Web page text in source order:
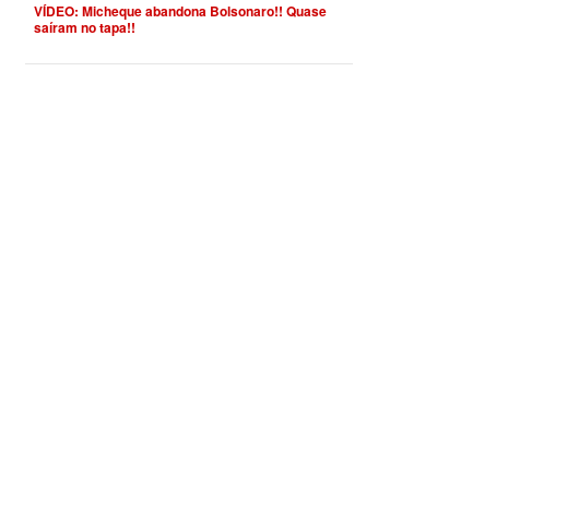
VÍDEO: Micheque abandona Bolsonaro!! Quase
saíram no tapa!!